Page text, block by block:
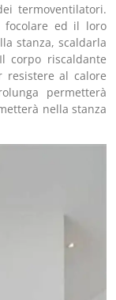
termoventilatori.
focolare ed il loro
stanza, scaldarla
corpo riscaldante
resistere al calore
permetterà
nella stanza